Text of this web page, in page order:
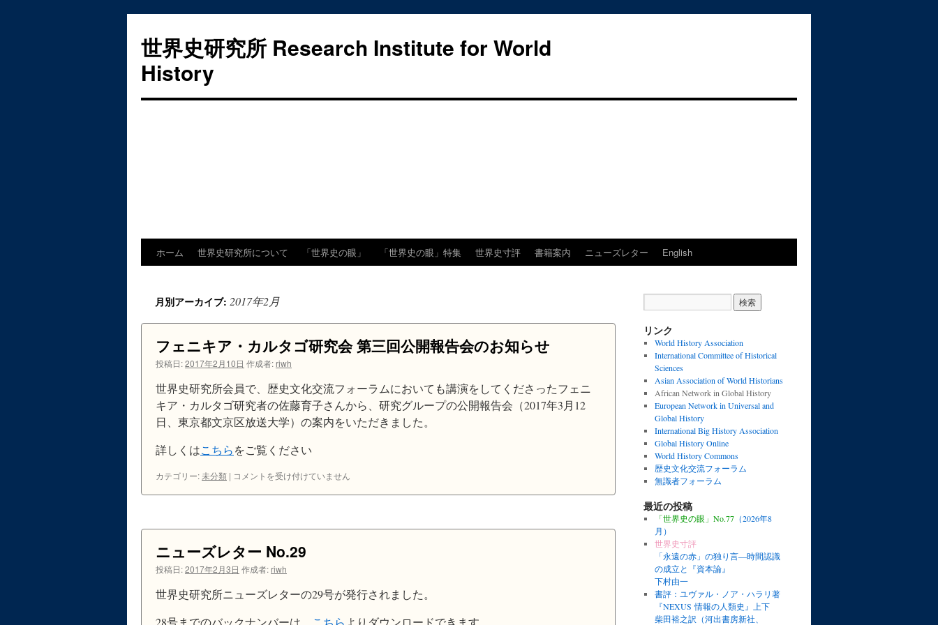
世界史研究所 Research Institute for World
History
テ
へ
ホーム 世界史研究所について 「世界史の眼」 「世界史の眼」特集 世界史寸評 書籍案内 ニューズレター English
月別アーカイブ: 2017年2月
フェニキア・カルタゴ研究会 第三回公開報告会のお知らせ
投稿日:2017年2月10日 作成者: riwh
世界史研究所会員で、歴史文化交流フォーラムにおいても講演をしてくださったフェニ
キア・カルタゴ研究者の佐藤育子さんから、研究グループの公開報告会（2017年3月12
日、東京都文京区放送大学）の案内をいただきました。
詳しくはこちらをご覧ください
カテゴリー:未分類 | フ
ル
タ
ゴ
究
コメントを受け付けていません
ニューズレター No.29
投稿日:2017年2月3日 作成者: riwh
世界史研究所ニューズレターの29号が発行されました。
28号までのバックナンバーは、 こちらよりダウンロードできます。
リンク
World History Association
International Committee of Historical
Sciences
Asian Association of World Historians
African Network in Global History
European Network in Universal and
Global History
International Big History Association
Global History Online
World History Commons
歴史文化交流フォーラム
無識者フォーラム
最近の投稿
「世界史の眼」No.77（2026年8
月）
世界史寸評
「永遠の赤」の独り言―時間認識
の成立と『資本論』
下村由一
書評：ユヴァル・ノア・ハラリ著
『NEXUS 情報の人類史』上下
柴田裕之訳（河出書房新社、